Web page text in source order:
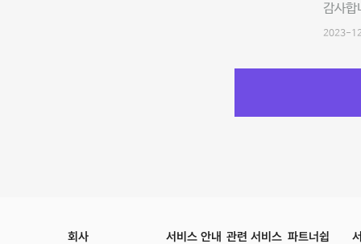
감사
2023-
회사 서비스 안내 관련 서비스 파트너쉽